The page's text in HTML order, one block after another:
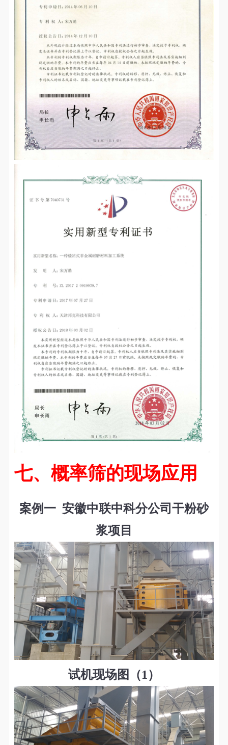
七、概率筛的现场应用
案例一 安徽中联中科分公司干粉砂
浆项目
试机现场图（1）